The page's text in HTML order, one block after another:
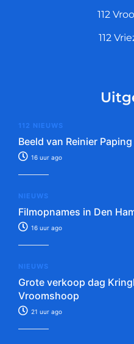
112
112
112 NIEUWS
Beeld van Reinier
16 uur ago
NIEUWS
Filmopnames in Den
16 uur ago
NIEUWS
Grote verkoop dag
Vroomshoop
21 uur ago